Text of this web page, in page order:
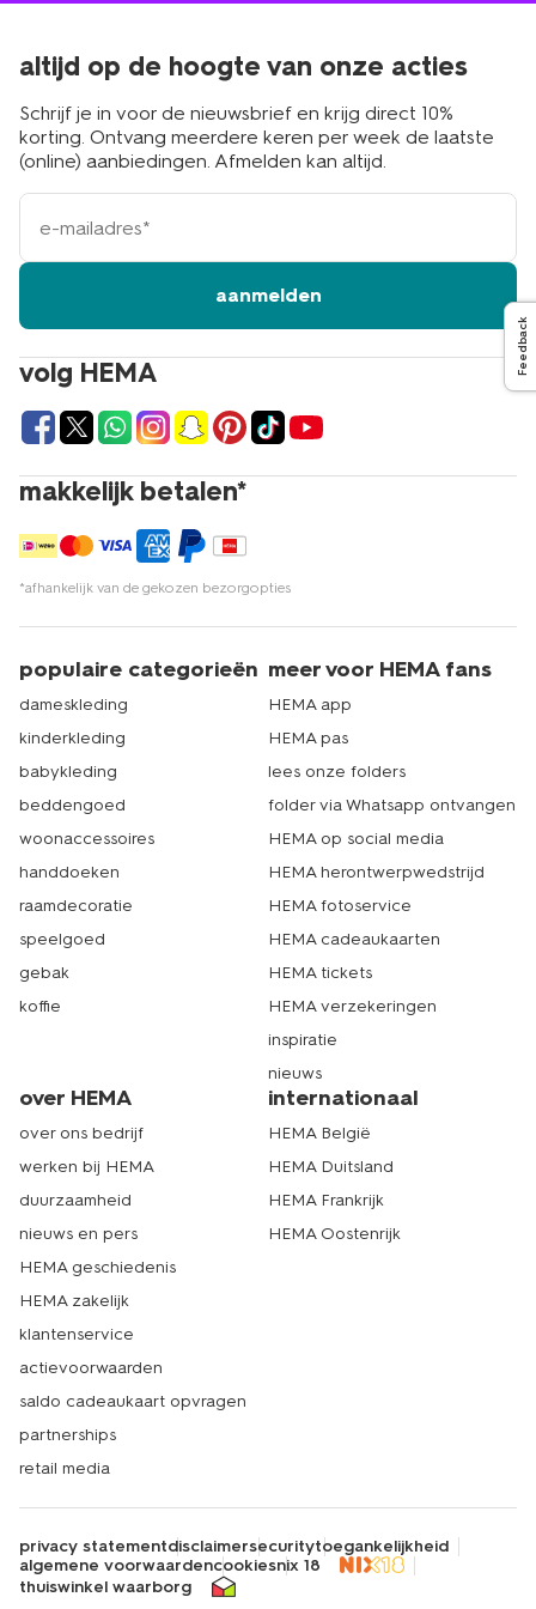
volg HEMA
makkelijk betalen*
*afhankelijk van de gekozen bezorgopties
altijd op de hoogte van onze acties
Schrijf je in voor de nieuwsbrief en krijg direct 10%
korting. Ontvang meerdere keren per week de laatste
(online) aanbiedingen. Afmelden kan altijd.
e-
mailadres
aanmelden
populaire categorieën
dameskleding
kinderkleding
babykleding
beddengoed
woonaccessoires
handdoeken
raamdecoratie
speelgoed
gebak
koffie
meer voor HEMA fans
HEMA app
HEMA pas
lees onze folders
folder via Whatsapp ontvangen
HEMA op social media
HEMA herontwerpwedstrijd
HEMA fotoservice
HEMA cadeaukaarten
HEMA tickets
HEMA verzekeringen
inspiratie
nieuws
over HEMA
over ons bedrijf
werken bij HEMA
duurzaamheid
nieuws en pers
HEMA geschiedenis
HEMA zakelijk
klantenservice
actievoorwaarden
saldo cadeaukaart opvragen
partnerships
retail media
internationaal
HEMA België
HEMA Duitsland
HEMA Frankrijk
HEMA Oostenrijk
privacy statementdisclaimersecuritytoegankelijkheid
algemene voorwaardencookiesnix 18
thuiswinkel waarborg
Feedback